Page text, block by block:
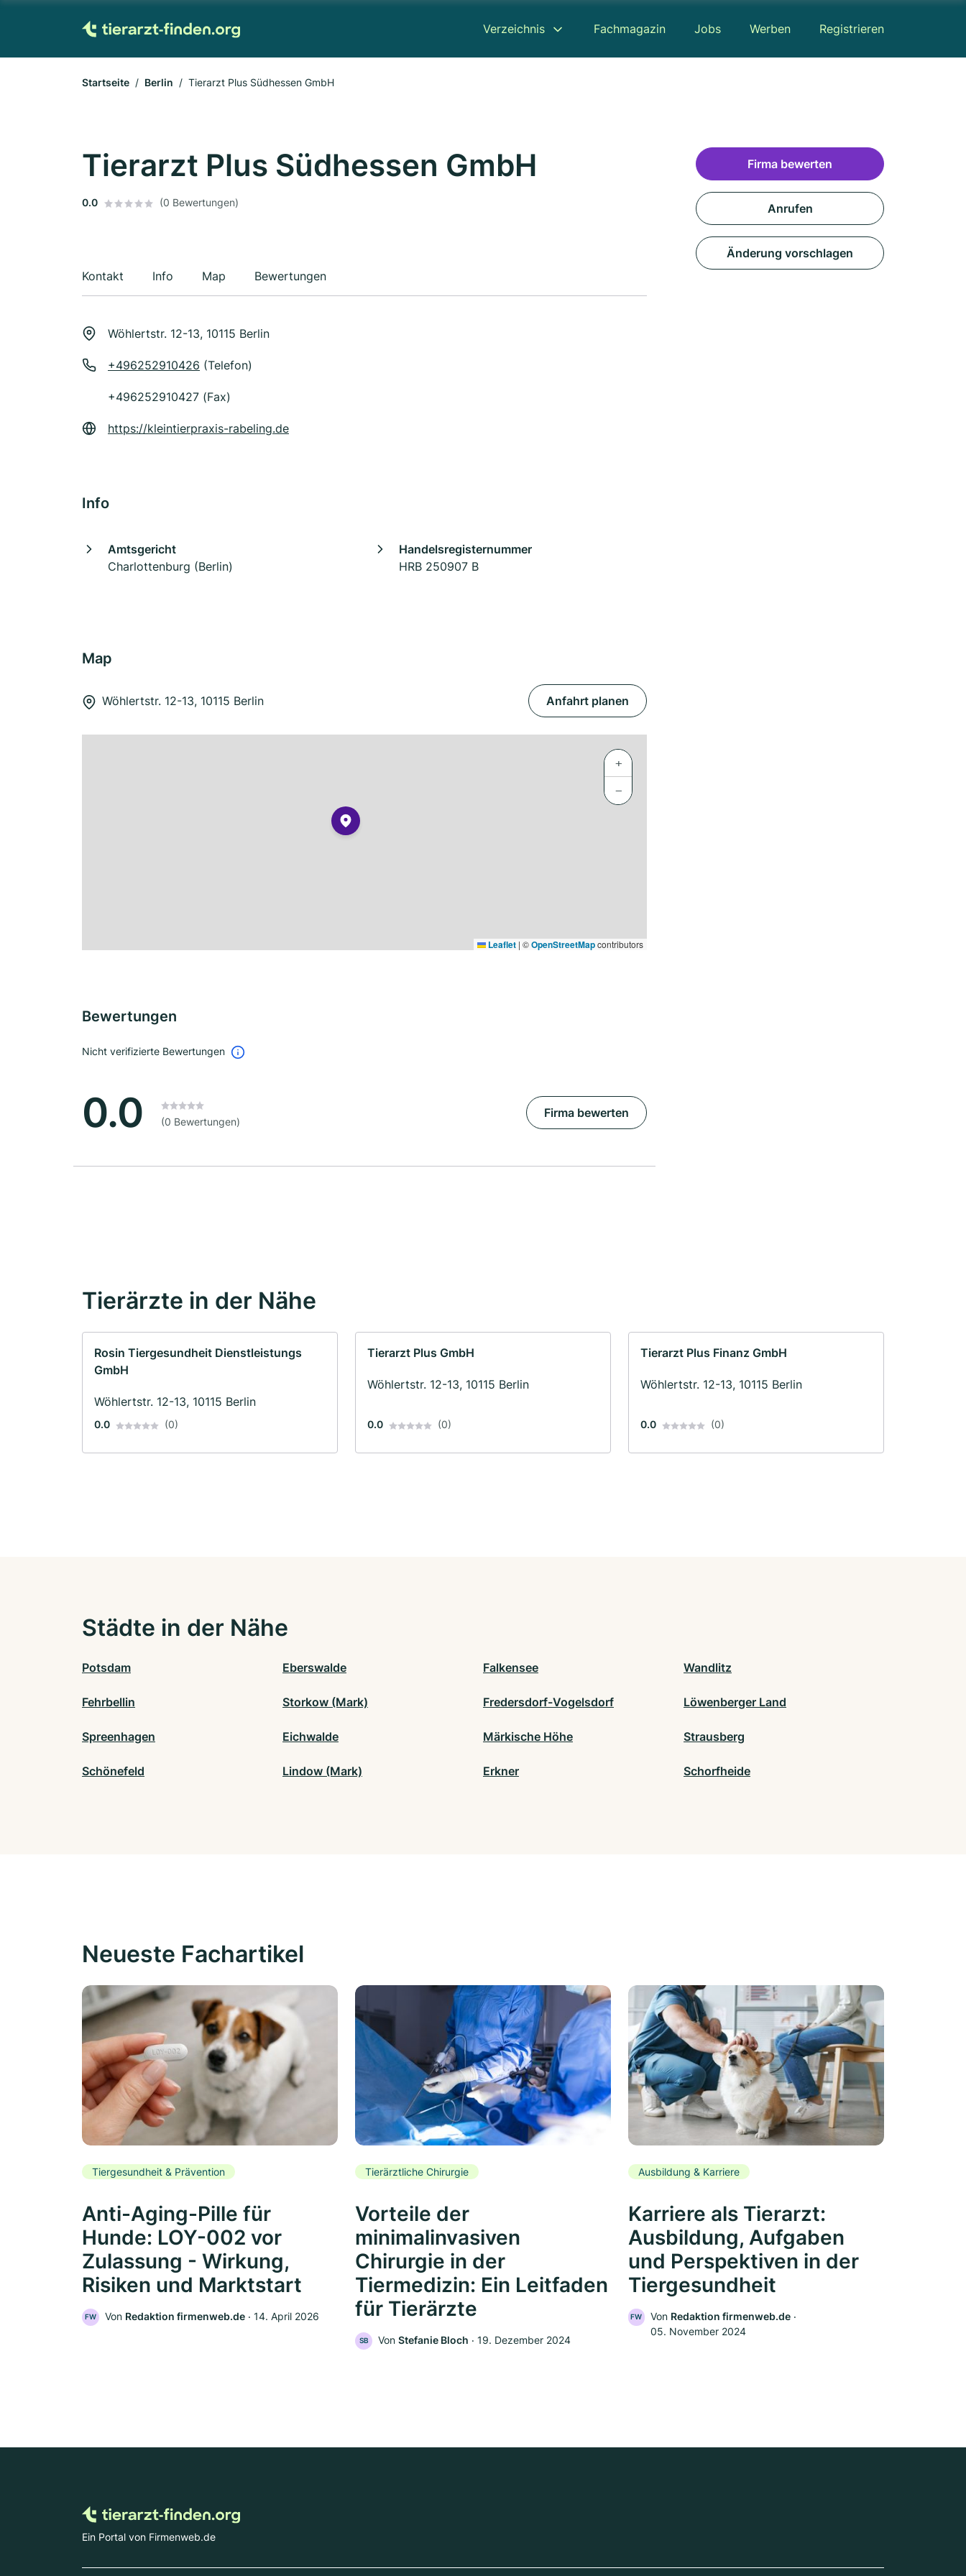
Verzeichnis Fachmagazin Jobs Werben Registrieren
Startseite Berlin Tierarzt Plus Südhessen GmbH
Tierarzt Plus Südhessen GmbH
0.0 (0 Bewertungen)
Kontakt Info Map Bewertungen
Wöhlertstr. 12-13, 10115 Berlin
+496252910426 (Telefon)
+496252910427 (Fax)
https://kleintierpraxis-rabeling.de
Info
Amtsgericht
Charlottenburg (Berlin)
Handelsregisternummer
HRB 250907 B
Map
Wöhlertstr. 12-13, 10115 Berlin Anfahrt planen
+
−
Leaflet | ©OpenStreetMapcontributors
Bewertungen
Nicht verifizierte Bewertungen
0.0 (0 Bewertungen)
Firma bewerten
Firma bewerten
Anrufen
Änderung vorschlagen
Tierärzte in der Nähe
Rosin Tiergesundheit Dienstleistungs
GmbH
Wöhlertstr. 12-13, 10115 Berlin
0.0 (0)
Tierarzt Plus GmbH
Wöhlertstr. 12-13, 10115 Berlin
0.0 (0)
Tierarzt Plus Finanz GmbH
Wöhlertstr. 12-13, 10115 Berlin
0.0 (0)
Städte in der Nähe
Potsdam Eberswalde Falkensee Wandlitz
Fehrbellin Storkow (Mark) Fredersdorf-Vogelsdorf Löwenberger Land
Spreenhagen Eichwalde Märkische Höhe Strausberg
Schönefeld Lindow (Mark) Erkner Schorfheide
Neueste Fachartikel
Tiergesundheit & Prävention
Anti-Aging-Pille für
Hunde: LOY-002 vor
Zulassung - Wirkung,
Risiken und Marktstart
FW Von Redaktion firmenweb.de ‧ 14. April 2026
Tierärztliche Chirurgie
Vorteile der
minimalinvasiven
Chirurgie in der
Tiermedizin: Ein Leitfaden
für Tierärzte
SB Von Stefanie Bloch ‧ 19. Dezember 2024
Ausbildung & Karriere
Karriere als Tierarzt:
Ausbildung, Aufgaben
und Perspektiven in der
Tiergesundheit
FW Von Redaktion firmenweb.de‧
05. November 2024
Ein Portal von Firmenweb.de